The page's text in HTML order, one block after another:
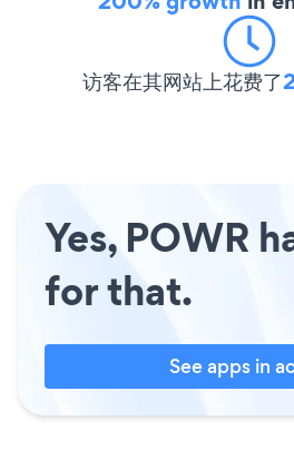
访客在其网站上花费了
Yes, POWR
for that.
See apps in